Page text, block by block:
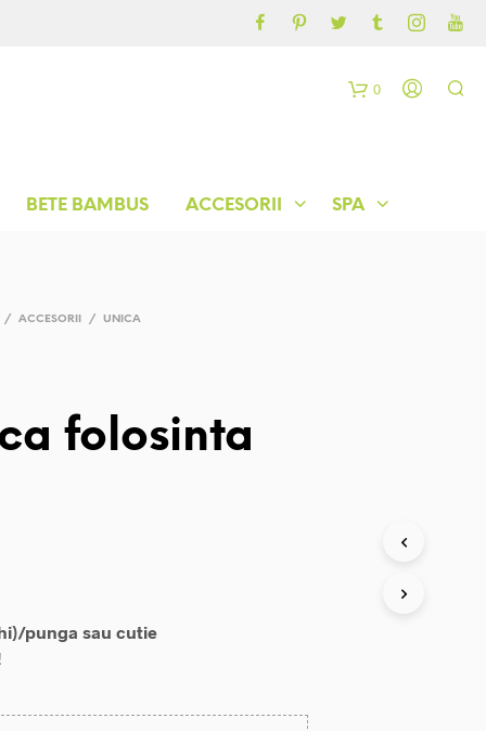
BETE BAMBUS ACCESORII SPA
0
/ ACCESORII /
UNICA
folosinta
punga sau cutie